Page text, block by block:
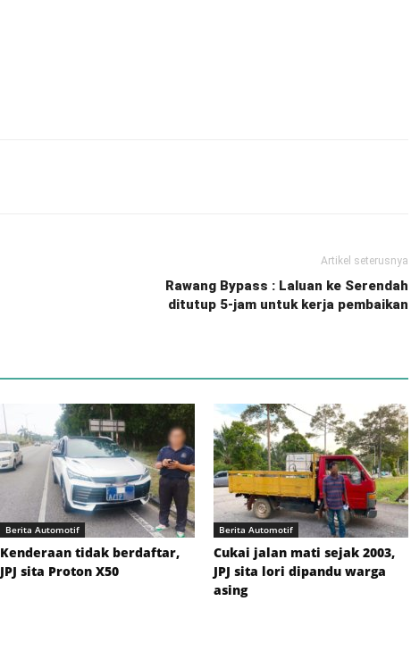
Artikel seterusnya
Rawang Bypass : Laluan ke Serendah
ditutup 5-jam untuk kerja pembaikan
Berita Automotif
Kenderaan tidak berdaftar,
JPJ sita Proton X50
Berita Automotif
Cukai jalan mati sejak 2003,
JPJ sita lori dipandu warga
asing